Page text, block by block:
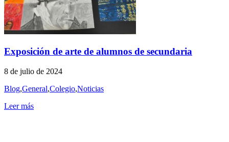
Exposición de arte de alumnos de secundaria
8 de julio de 2024
Blog,General,Colegio,Noticias
Leer más